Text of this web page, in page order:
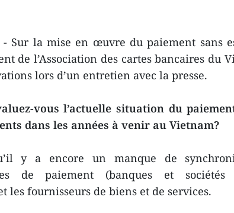
- Sur la mise en œuvre du paiement sans
de l’Association des cartes bancaires du
lors d’un entretien avec la presse.
vous l’actuelle situation du
dans les années à venir au Vietnam?
y a encore un manque de
de paiement (banques et sociétés
les fournisseurs de biens et de services.